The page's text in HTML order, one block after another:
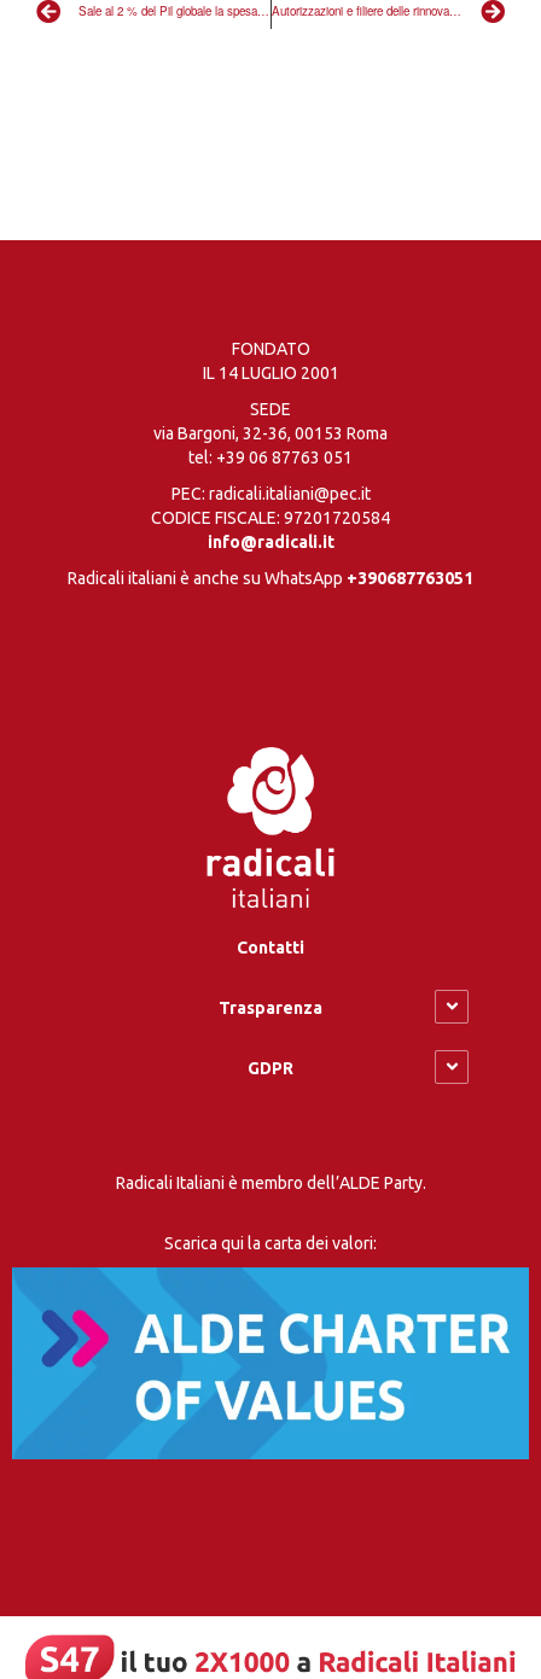
Sale al 2 % del Pil globale la spesa pubblica per i sussidi dannosi al clima Autorizzazioni e filiere delle rinnovabili, l’ottimismo è necessario, ma insufficiente per il successo
FONDATO
IL 14 LUGLIO 2001
SEDE
via Bargoni, 32-36, 00153 Roma
tel: +39 06 87763 051
PEC: radicali.italiani@pec.it
CODICE FISCALE: 97201720584
info@radicali.it
Radicali italiani è anche su WhatsApp +390687763051
Contatti
Trasparenza
GDPR
Radicali Italiani è membro dell’ALDE Party.
Scarica qui la carta dei valori: